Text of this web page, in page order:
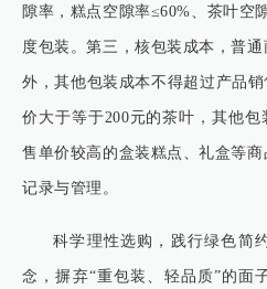
隙率，糕点空隙率≤60%、茶叶空
度包装。第三，核包装成本，普
外，其他包装成本不得超过产品
价大于等于200元的茶叶，其他
售单价较高的盒装糕点、礼盒等
记录与管理。
科学理性选购，践行绿色简
念，摒弃“重包装、轻品质”的面